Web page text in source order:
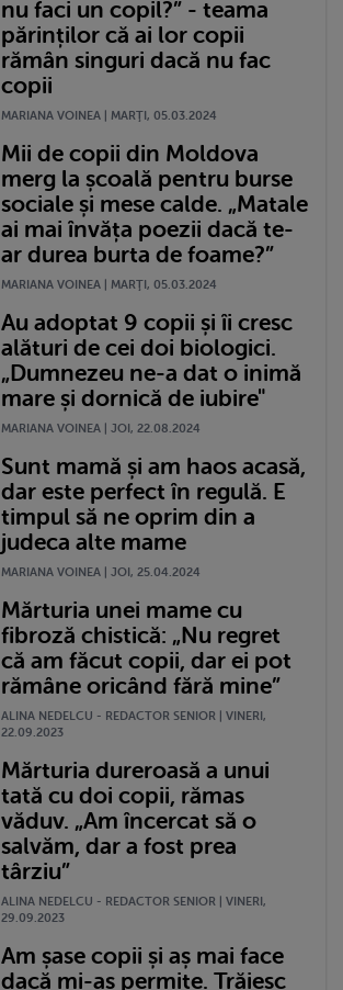
nu faci un copil?” - teama
părinților că ai lor copii
rămân singuri dacă nu fac
copii
MARIANA VOINEA | MARŢI, 05.03.2024
Mii de copii din Moldova
merg la școală pentru burse
sociale și mese calde. „Matale
ai mai învăța poezii dacă te-
ar durea burta de foame?”
MARIANA VOINEA | MARŢI, 05.03.2024
Au adoptat 9 copii și îi cresc
alături de cei doi biologici.
„Dumnezeu ne-a dat o inimă
mare și dornică de iubire"
MARIANA VOINEA | JOI, 22.08.2024
Sunt mamă și am haos acasă,
dar este perfect în regulă. E
timpul să ne oprim din a
judeca alte mame
MARIANA VOINEA | JOI, 25.04.2024
Mărturia unei mame cu
fibroză chistică: „Nu regret
că am făcut copii, dar ei pot
rămâne oricând fără mine”
ALINA NEDELCU - REDACTOR SENIOR | VINERI,
22.09.2023
Mărturia dureroasă a unui
tată cu doi copii, rămas
văduv. „Am încercat să o
salvăm, dar a fost prea
târziu”
ALINA NEDELCU - REDACTOR SENIOR | VINERI,
29.09.2023
Am șase copii și aș mai face
dacă mi-aș permite. Trăiesc